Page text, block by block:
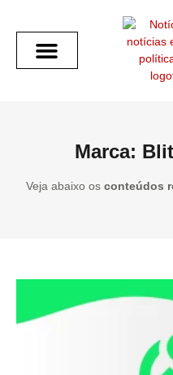
Marca:
Veja abaixo os conteúdos